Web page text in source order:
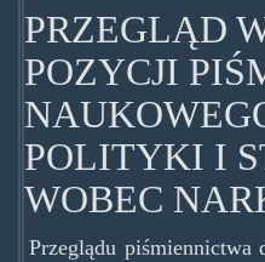
PRZEGLĄD
POZYCJI
POLITYKI I
WOBEC
Przeglądu piśmiennictwa